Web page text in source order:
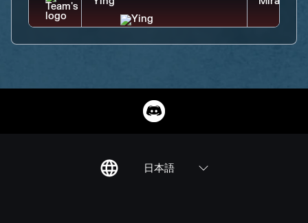
日本語